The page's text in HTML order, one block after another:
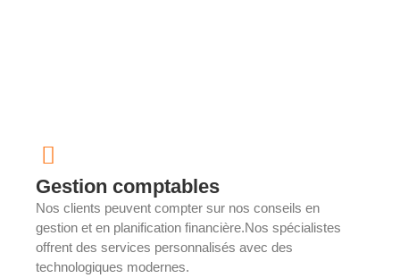
Gestion comptables
Nos clients peuvent compter sur nos conseils en
gestion et en planification financière.Nos spécialistes
offrent des services personnalisés avec des
technologiques modernes.